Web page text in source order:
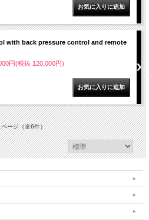
with back pressure control and remote
円(税抜 120,000円)
ージ（全6件）